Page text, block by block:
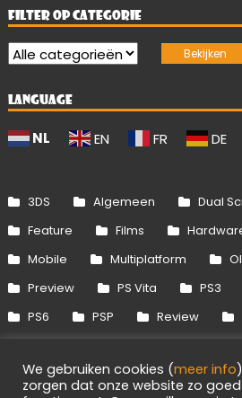
FILTER OP CATEGORIE
LANGUAGE
NL EN FR DE
3DS Algemeen Dual
Feature
Films
Mobile
Multiplatform
Preview
PS Vita PS3
PS6
PSP Review
Xbox 360
Xbox One
We gebruiken cookies (meer info
zorgen dat onze website zo